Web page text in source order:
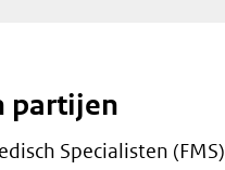
partijen
Specialisten (FMS)